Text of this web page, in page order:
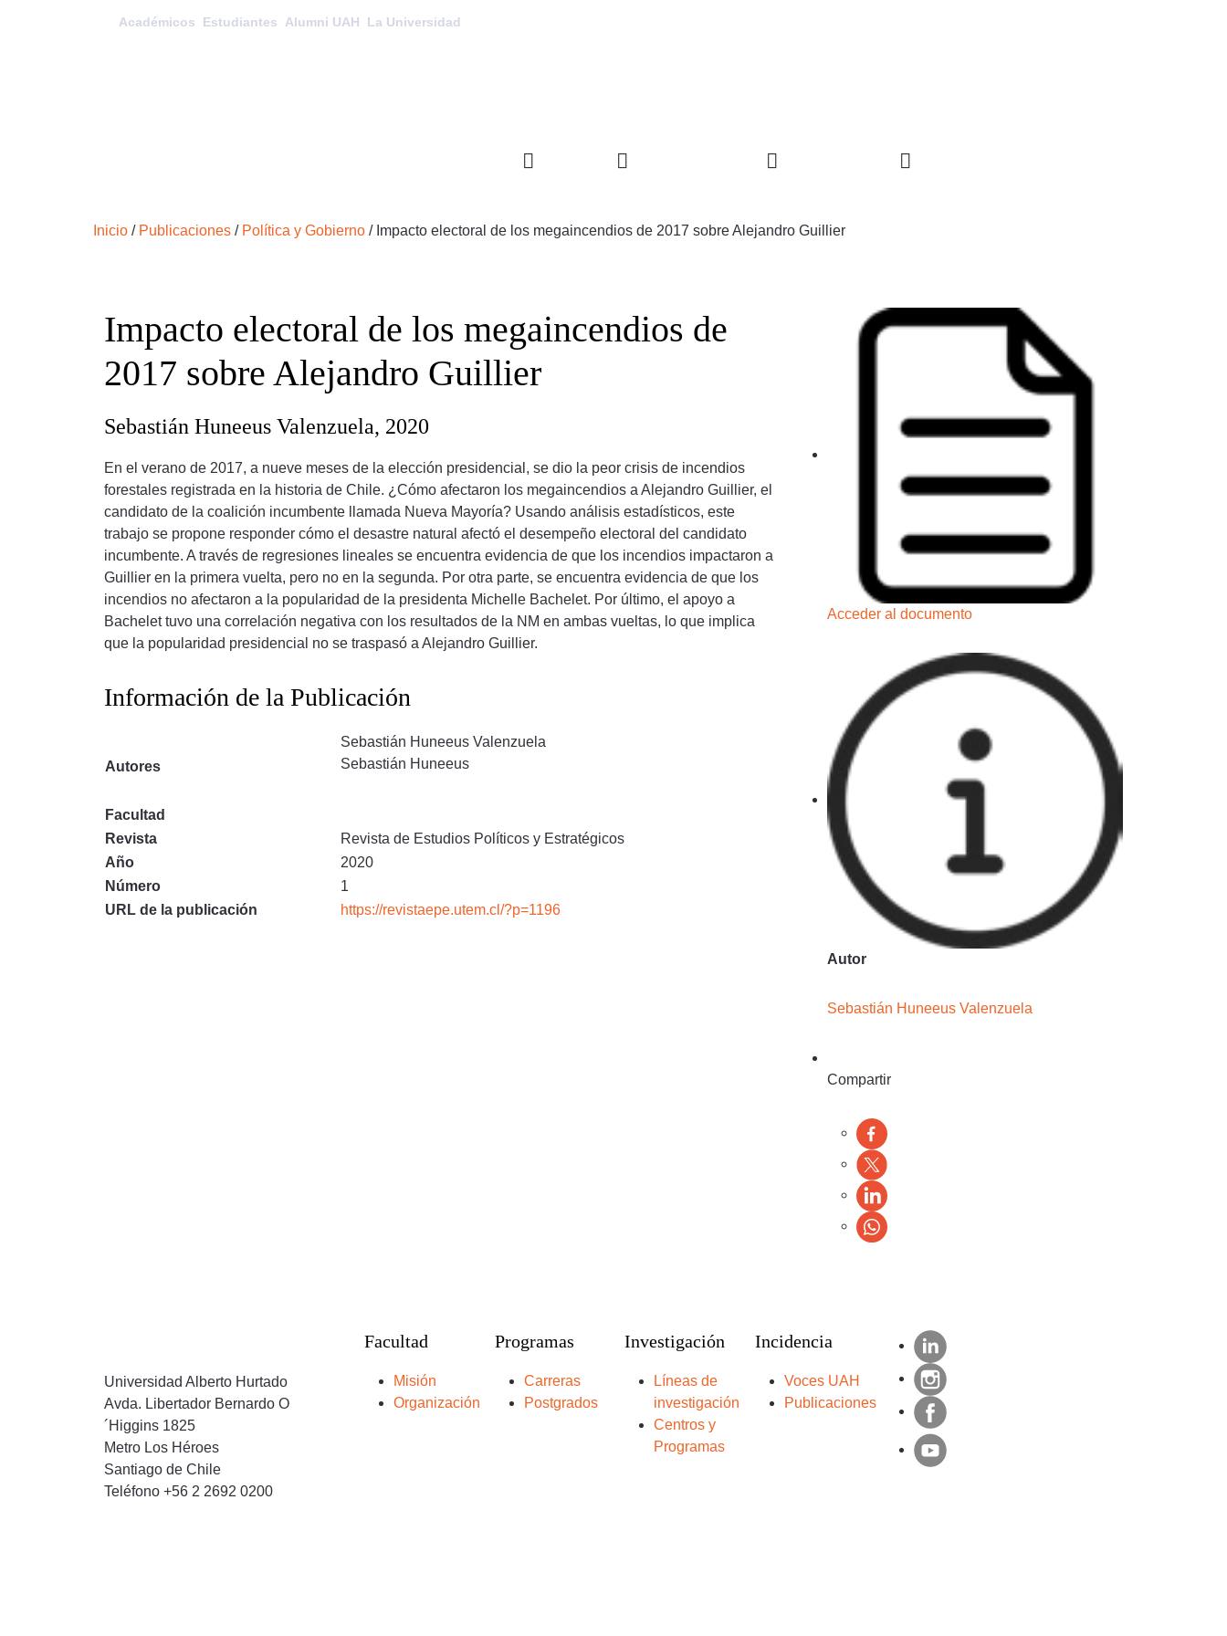
Académicos Estudiantes Alumni UAH La Universidad
Inicio / Publicaciones / Política y Gobierno / Impacto electoral de los megaincendios de 2017 sobre Alejandro Guillier
Impacto electoral de los megaincendios de
2017 sobre Alejandro Guillier
Sebastián Huneeus Valenzuela, 2020
En el verano de 2017, a nueve meses de la elección presidencial, se dio la peor crisis de incendios
forestales registrada en la historia de Chile. ¿Cómo afectaron los megaincendios a Alejandro Guillier, el
candidato de la coalición incumbente llamada Nueva Mayoría? Usando análisis estadísticos, este
trabajo se propone responder cómo el desastre natural afectó el desempeño electoral del candidato
incumbente. A través de regresiones lineales se encuentra evidencia de que los incendios impactaron a
Guillier en la primera vuelta, pero no en la segunda. Por otra parte, se encuentra evidencia de que los
incendios no afectaron a la popularidad de la presidenta Michelle Bachelet. Por último, el apoyo a
Bachelet tuvo una correlación negativa con los resultados de la NM en ambas vueltas, lo que implica
que la popularidad presidencial no se traspasó a Alejandro Guillier.
Información de la Publicación
Autores
Sebastián Huneeus Valenzuela
Sebastián Huneeus
Facultad
Revista
Revista de Estudios Políticos y Estratégicos
Año
2020
Número
1
URL de la publicación
https://revistaepe.utem.cl/?p=1196
Acceder al documento
Autor
Sebastián Huneeus Valenzuela
Compartir
Universidad Alberto Hurtado
Avda. Libertador Bernardo O
´Higgins 1825
Metro Los Héroes
Santiago de Chile
Teléfono +56 2 2692 0200
Facultad
Misión
Organización
Programas
Carreras
Postgrados
Investigación
Líneas de
investigación
Centros y
Programas
Incidencia
Voces UAH
Publicaciones